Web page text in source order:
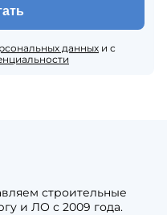
данных и с
строительные
и ЛО с 2009 года.